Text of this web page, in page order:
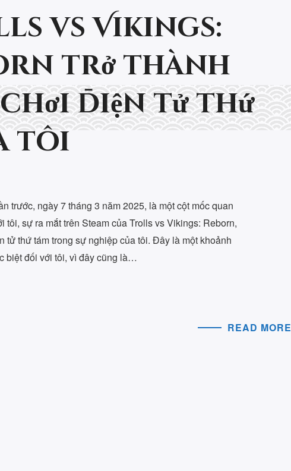
vs Vikings:
trở thành
điện tử thứ
tôi
trước, ngày 7 tháng 3 năm 2025, là một cột mốc quan
tôi, sự ra mắt trên Steam của Trolls vs Vikings: Reborn,
tử thứ tám trong sự nghiệp của tôi. Đây là một khoảnh
biệt đối với tôi, vì đây cũng là…
READ MORE